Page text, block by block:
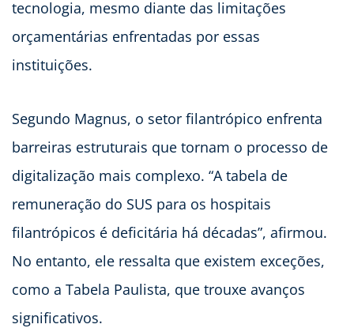
tecnologia, mesmo diante das limitações
orçamentárias enfrentadas por essas
instituições.
Segundo Magnus, o setor filantrópico enfrenta
barreiras estruturais que tornam o processo de
digitalização mais complexo. “A tabela de
remuneração do SUS para os hospitais
filantrópicos é deficitária há décadas”, afirmou.
No entanto, ele ressalta que existem exceções,
como a Tabela Paulista, que trouxe avanços
significativos.